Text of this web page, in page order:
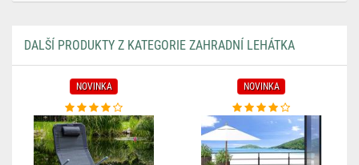
DALŠÍ PRODUKTY Z KATEGORIE ZAHRADNÍ LEHÁTKA
NOVINKA NOVINKA